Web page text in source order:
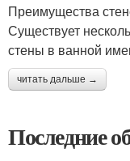
Преимущества
Существует
стены в ванной
читать дальше →
Последние